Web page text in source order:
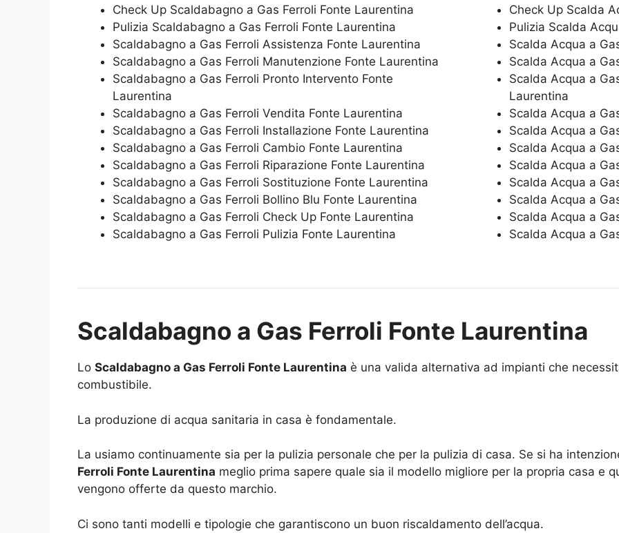
Check Up Scaldabagno a Gas Ferroli Fonte Laurentina
Pulizia Scaldabagno a Gas Ferroli Fonte Laurentina
Scaldabagno a Gas Ferroli Assistenza Fonte Laurentina
Scaldabagno a Gas Ferroli Manutenzione Fonte Laurentina
Scaldabagno a Gas Ferroli Pronto Intervento Fonte
Laurentina
Scaldabagno a Gas Ferroli Vendita Fonte Laurentina
Scaldabagno a Gas Ferroli Installazione Fonte Laurentina
Scaldabagno a Gas Ferroli Cambio Fonte Laurentina
Scaldabagno a Gas Ferroli Riparazione Fonte Laurentina
Scaldabagno a Gas Ferroli Sostituzione Fonte Laurentina
Scaldabagno a Gas Ferroli Bollino Blu Fonte Laurentina
Scaldabagno a Gas Ferroli Check Up Fonte Laurentina
Scaldabagno a Gas Ferroli Pulizia Fonte Laurentina
Check Up Scalda
Pulizia Scalda
Scalda Acqua a
Scalda Acqua a
Scalda Acqua a
Laurentina
Scalda Acqua a
Scalda Acqua a
Scalda Acqua a
Scalda Acqua a
Scalda Acqua a
Scalda Acqua a
Scalda Acqua a
Scalda Acqua a
Scaldabagno a Gas Ferroli Fonte Laurentina
Lo Scaldabagno a Gas Ferroli Fonte Laurentina è una valida alternativa ad impianti che
combustibile.
La produzione di acqua sanitaria in casa è fondamentale.
La usiamo continuamente sia per la pulizia personale che per la pulizia di casa. Se si ha
Ferroli Fonte Laurentina meglio prima sapere quale sia il modello migliore per la propria casa e
vengono offerte da questo marchio.
Ci sono tanti modelli e tipologie che garantiscono un buon riscaldamento dell’acqua.